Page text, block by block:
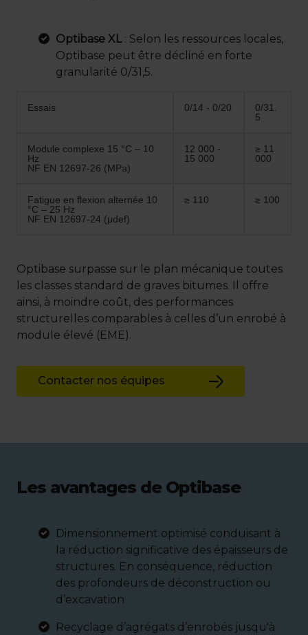
Optibase XL: Selon les ressources locales,
Optibase peut être décliné en forte
granularité 0/31,5.
Essais 0/14 - 0/20
0/31.
5
Module complexe 15 °C – 10
Hz
NF EN 12697-26 (MPa)
12 000 -
15 000
≥ 11
000
Fatigue en flexion alternée 10
°C – 25 Hz
NF EN 12697-24 (μdef)
≥ 110 ≥ 100
Optibase surpasse sur le plan mécanique toutes
les classes standard de graves bitumes. Il offre
ainsi, à moindre coût, des performances
structurelles comparables à celles d’un enrobé à
module élevé (EME).
Contacter nos équipes
Les avantages de Optibase
Dimensionnement optimisé conduisant à
la réduction significative des épaisseurs de
structures. En conséquence, réduction
des profondeurs de déconstruction ou
d’excavation
Recyclage d’agrégats d’enrobés jusqu'à